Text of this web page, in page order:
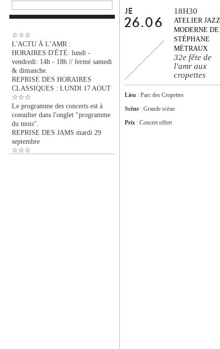
☆☆☆
L'ACTU À L’AMR :
HORAIRES D'ÉTÉ: lundi -
vendredi: 14h - 18h // fermé samedi
& dimanche.
REPRISE DES HORAIRES
CLASSIQUES : LUNDI 17 AOUT
☆☆☆
Le programme des concerts est à
consulter dans l'onglet "programme
du mois".
REPRISE DES JAMS mardi 29
septembre
☆☆☆
JE
26.06
18H30
ATELIER JAZZ
MODERNE DE
STÉPHANE
MÉTRAUX
32e fête de
l'amr aux
cropettes
Lieu : Parc des Cropettes
Scène : Grande scène
Prix : Concert offert